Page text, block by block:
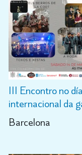
III Encontro no día
internacional da
Barcelona